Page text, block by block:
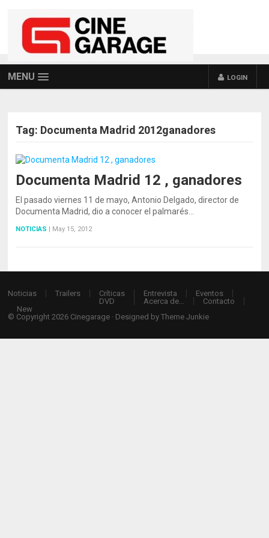
MENU LOGIN
Tag: Documenta Madrid 2012ganadores
Documenta Madrid 12 , ganadores
El pasado viernes 11 de mayo, Antonio Delgado, director de
Documenta Madrid, dio a conocer el palmarés…
NOTICIAS | May 15, 2012
Noticias Trailers
Críticas
DVD
Entrevista
Eventos
Acerca de…
Contacto
New
© Copyright 2026 Cinegarage · Designed byTheme Junkie